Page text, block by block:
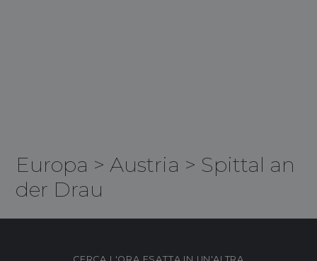
Europa > Austria > Spittal an
der Drau